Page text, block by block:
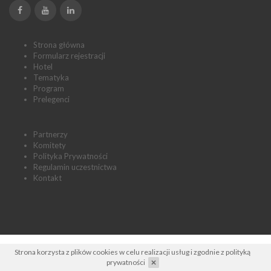
Strona korzysta z plików cookies w celu realizacji usług i zgodnie z polityką
prywatności
Strona główna
Formularz rejestracji
Hotel
Tematyka
Program
Prelegenci
Partnerzy
Komitety
Polityka Prywatności
Regulamin uczestnictwa
Kontakt